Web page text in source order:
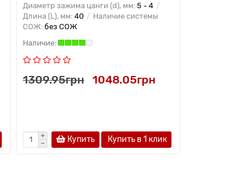
Диаметр зажима цанги (d), мм: 5 - 4
Длина (L), мм: 40
Наличие системы
СОЖ: без СОЖ
1309.95грн 1048.05грн
Купить Купить в 1 клик